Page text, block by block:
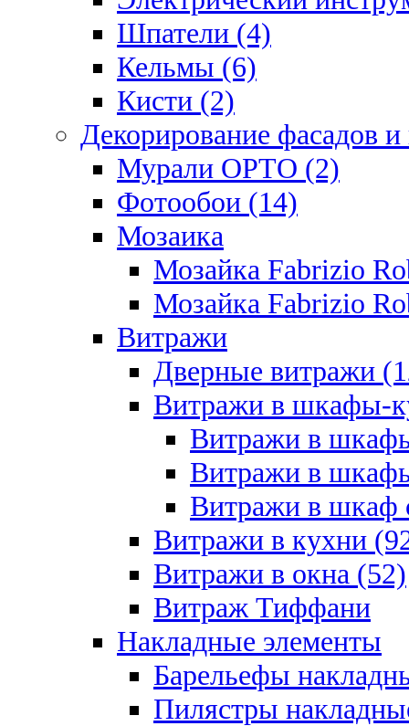
Шпатели (4)
Кельмы (6)
Кисти (2)
Декорирование фасадов и
Мурали ОРТО (2)
Фотообои (14)
Мозаика
Мозайка Fabrizio
Мозайка Fabrizio
Витражи
Дверные витражи
Витражи в шкафы-
Витражи в
Витражи в
Витражи в шкаф
Витражи в кухни
Витражи в окна (52)
Витраж Тиффани
Накладные элементы
Барельефы
Пилястры